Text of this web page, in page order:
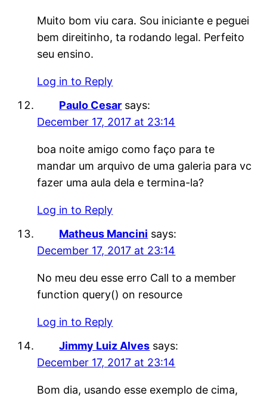
Muito bom viu cara. Sou iniciante e peguei
bem direitinho, ta rodando legal. Perfeito
seu ensino.
Log in to Reply
Paulo Cesar says:
December 17, 2017 at 23:14
boa noite amigo como faço para te
mandar um arquivo de uma galeria para vc
fazer uma aula dela e termina-la?
Log in to Reply
Matheus Mancini says:
December 17, 2017 at 23:14
No meu deu esse erro Call to a member
function query() on resource
Log in to Reply
Jimmy Luiz Alves says:
December 17, 2017 at 23:14
Bom dia, usando esse exemplo de cima,